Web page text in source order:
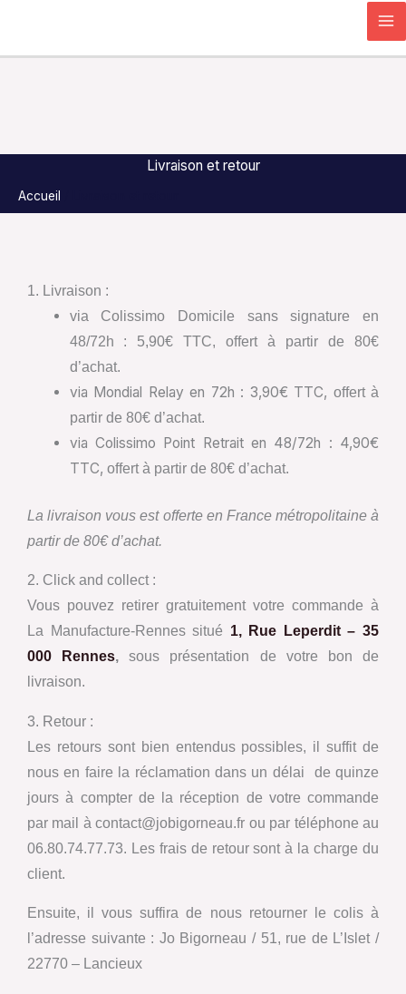
contenu
Livraison et retour
Accueil
1. Livraison :
via Colissimo Domicile sans signature en
48/72h : 5,90€ TTC, offert à partir de 80€
d’achat.
via Mondial Relay en 72h : 3,90€ TTC, offert à
partir de 80€ d’achat.
via Colissimo Point Retrait en 48/72h : 4,90€
TTC, offert à partir de 80€ d’achat.
La livraison vous est offerte en France métropolitaine à
partir de 80€ d’achat.
2. Click and collect :
Vous pouvez retirer gratuitement votre commande à
La
Manufacture-Rennes situé 1, Rue Leperdit – 35
000 Rennes, sous présentation de votre bon de
livraison.
3. Retour :
Les retours sont bien entendus possibles, il suffit de
nous en faire la réclamation dans un délai de quinze
jours à compter de la réception de votre commande
par mail à contact@jobigorneau.fr ou par téléphone au
06.80.74.77.73. Les frais de retour sont à la charge du
client.
Ensuite, il vous suffira de nous retourner le colis à
l’adresse suivante : Jo Bigorneau / 51, rue de L’Islet /
22770 – Lancieux